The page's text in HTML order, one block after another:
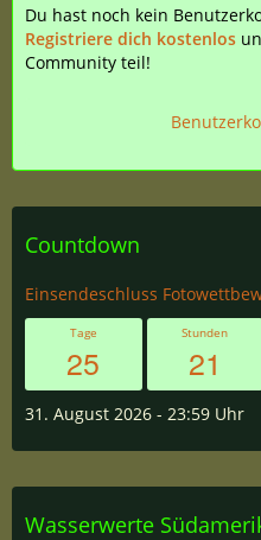
Du hast noch kein
Registriere dich kostenlos
Community teil!
Countdown
Einsendeschluss
Tage
25
Stunden
21
31. August 2026 - 23:59 Uhr
Wasserwerte